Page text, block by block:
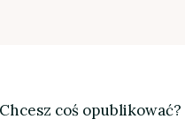
Chcesz coś opublikować?